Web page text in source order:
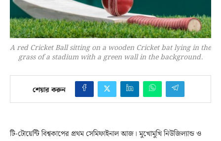
A red Cricket Ball sitting on a wooden Cricket bat lying in the
grass of a stadium with a green wall in the background.
শেয়ার করুন
টি-টোয়েন্টি বিশ্বকাপের প্রথম সেমিফাইনাল আজ। মুখোমুখি নিউজিল্যান্ড ও